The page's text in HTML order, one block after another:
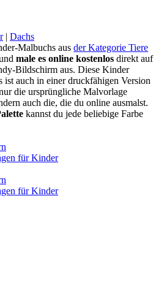
| Dachs
Malbuchs aus der Kategorie Tiere
male es online kostenlos direkt auf
Bildschirm aus. Diese Kinder
auch in einer druckfähigen Version
die ursprüngliche Malvorlage
auch die, die du online ausmalst.
kannst du jede beliebige Farbe